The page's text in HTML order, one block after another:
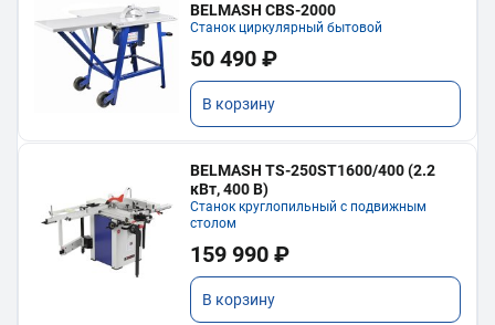
BELMASH CBS-2000
Станок циркулярный бытовой
50 490 ₽
В корзину
BELMASH TS-250ST1600/400 (2.2
кВт, 400 В)
Станок круглопильный с подвижным
столом
159 990 ₽
В корзину